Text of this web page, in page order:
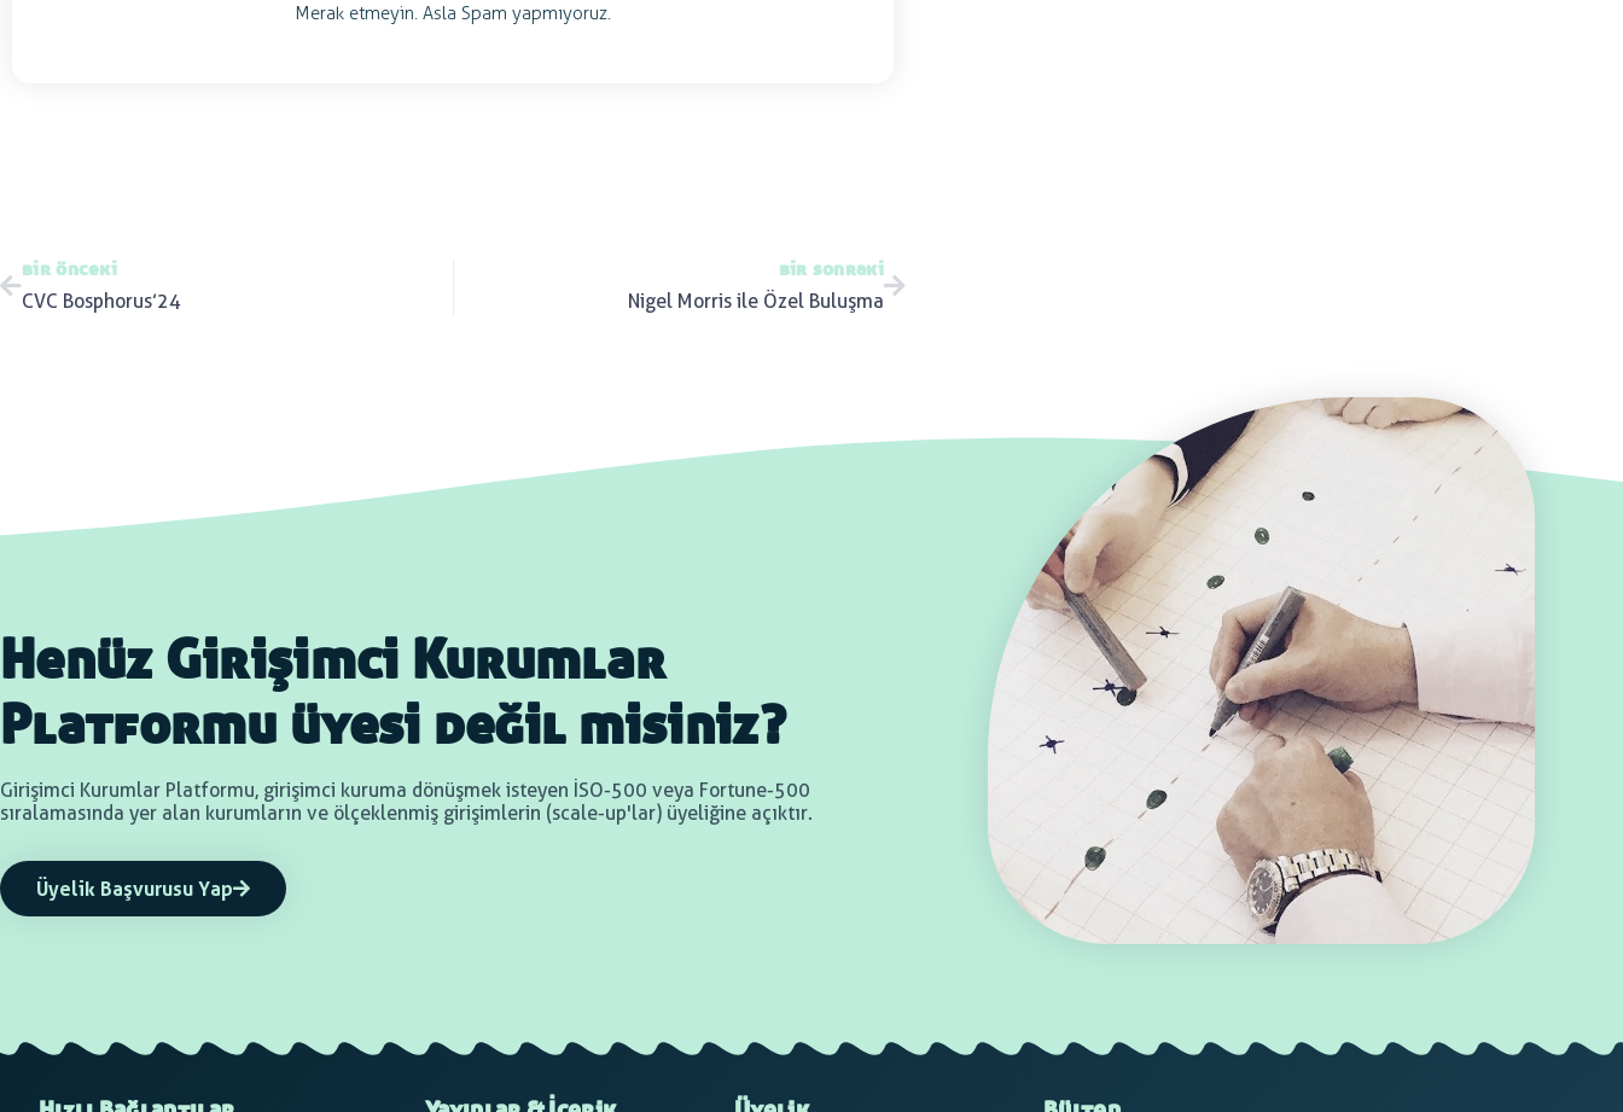
Merak etmeyin. Asla Spam yapmıyoruz.
bir önceki
CVC Bosphorus’24
bir sonraki
Nigel Morris ile Özel Buluşma
Henüz Girişimci Kurumlar
Platformu üyesi değil misiniz?
Girişimci Kurumlar Platformu, girişimci kuruma dönüşmek isteyen İSO-500 veya Fortune-500
sıralamasında yer alan kurumların ve ölçeklenmiş girişimlerin (scale-up'lar) üyeliğine açıktır.
Üyelik Başvurusu Yap